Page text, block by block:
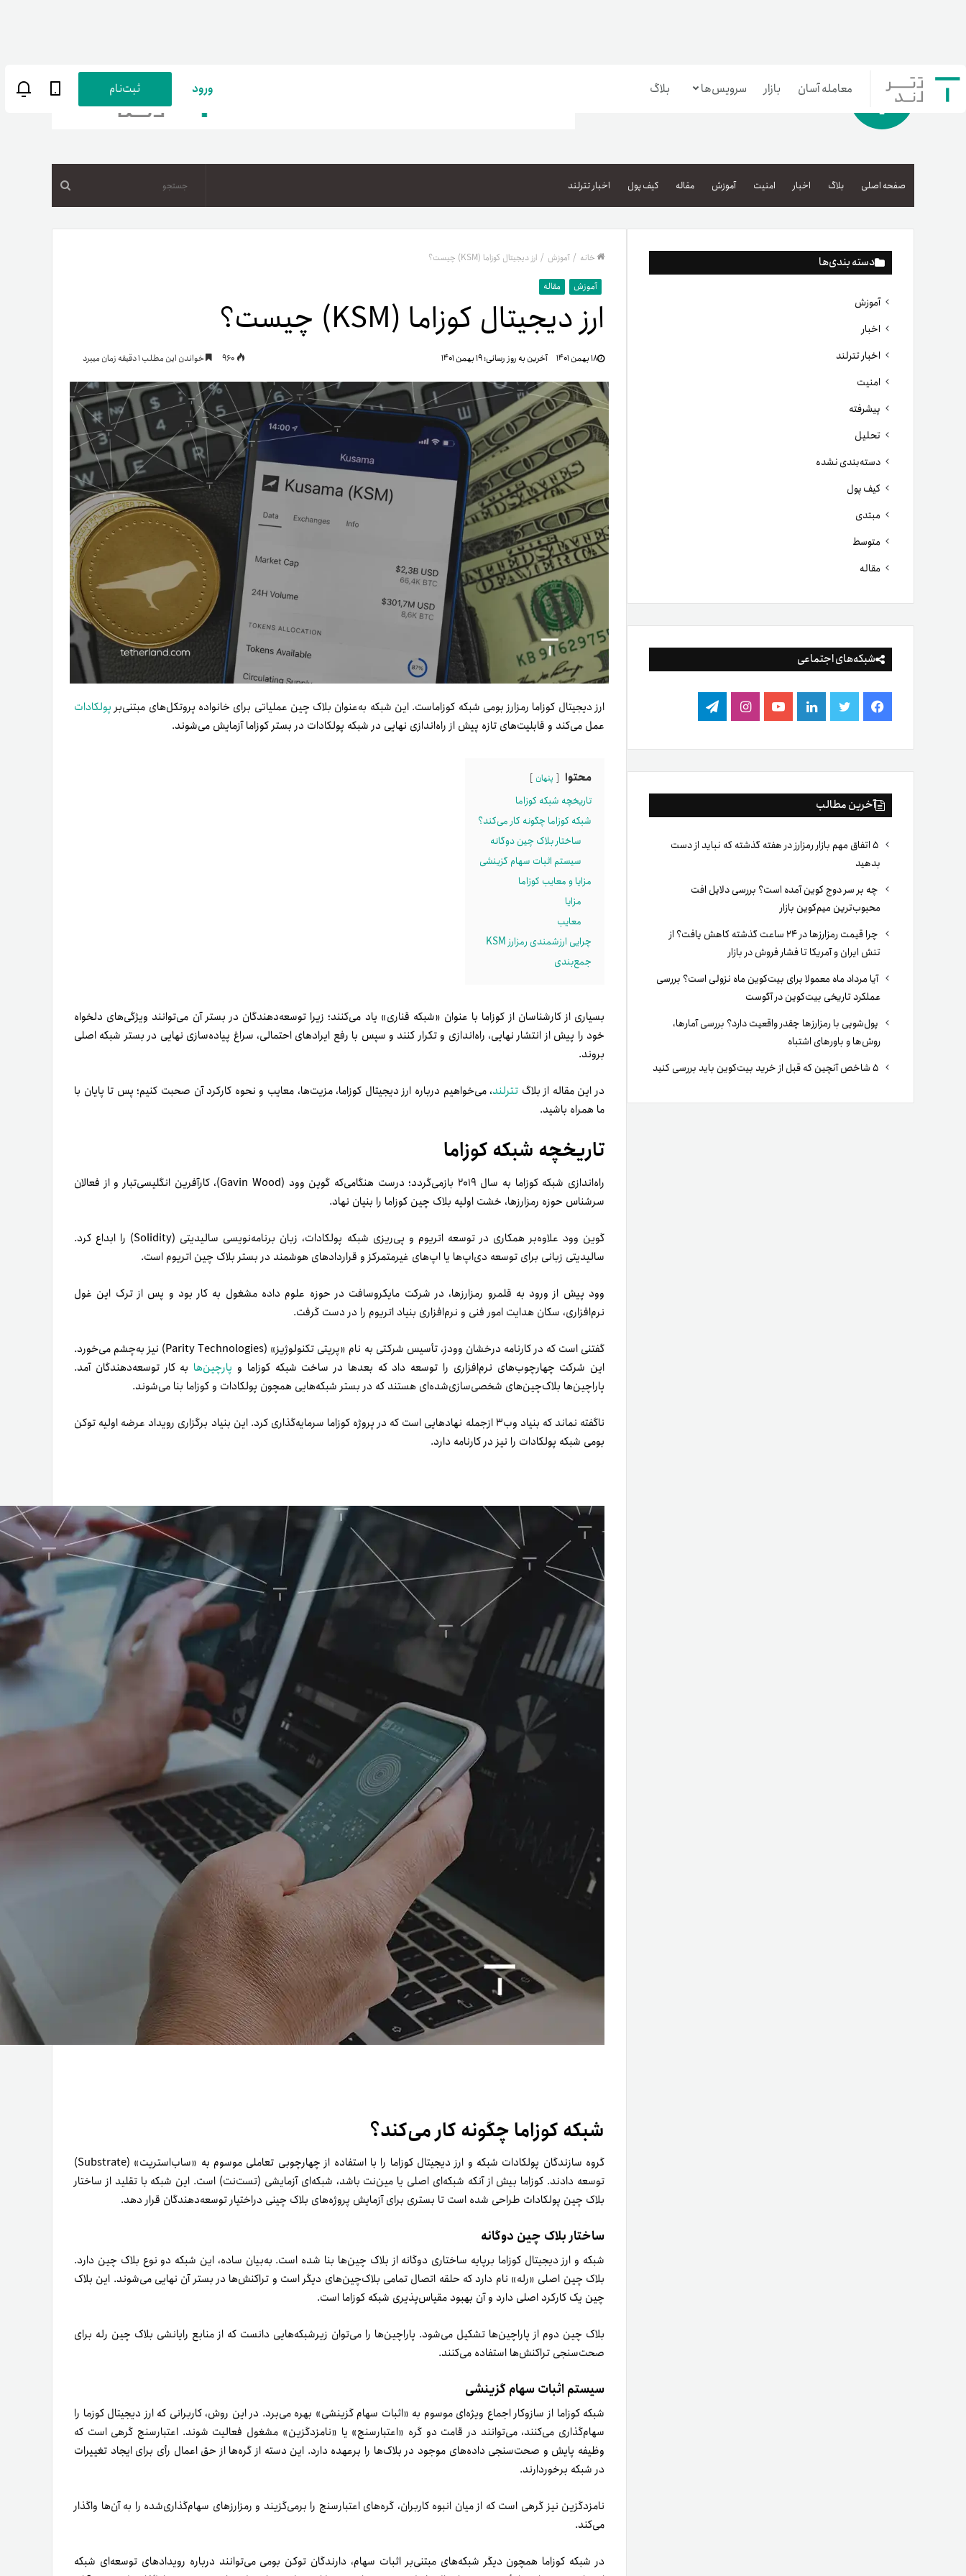
معامله آسان بازار سرویس‌ها
بازار تترلند
سرمایه‌گذاری آسان
پاداش کیف‌پول تومانی
مهر تترلند
بلاگ
زبان پارسی
حساب‌های بانکی
خروج
ورود ثبت‌نام
صفحه اصلی بلاگ اخبار امنیت آموزش مقاله کیف پول اخبار تترلند
دسته بندی‌ها
آموزش
اخبار
اخبار تترلند
امنیت
پیشرفته
تحلیل
دسته‌بندی نشده
کیف پول
مبتدی
متوسط
مقاله
شبکه‌های اجتماعی
فیس
بوک
توییتر لینکدینیوتیوباینستاگرام
تلگرام
آخرین مطالب
۵ اتفاق مهم بازار رمزارز در هفته گذشته که نباید از دست
بدهید
چه بر سر دوج کوین آمده است؟ بررسی دلایل افت
محبوب‌ترین میم‌کوین بازار
چرا قیمت رمزارزها در ۲۴ ساعت گذشته کاهش یافت؟ از
تنش ایران و آمریکا تا فشار فروش در بازار
آیا مرداد ماه معمولا برای بیت‌کوین ماه نزولی است؟ بررسی
عملکرد تاریخی بیت‌کوین در آگوست
پول‌شویی با رمزارزها چقدر واقعیت دارد؟ بررسی آمارها،
روش‌ها و باورهای اشتباه
خانه / آموزش / ارز دیجیتال کوزاما (KSM) چیست؟
آموزش مقاله
ارز دیجیتال کوزاما (KSM) چیست؟
۱۸ بهمن ۱۴۰۱ آخرین به روز رسانی:۱۹ بهمن ۱۴۰۱ خواندن این مطلب 1 دقیقه زمان میبرد
ارز دیجیتال کوزاما رمزارز بومی شبکه کوزاماست. این شبکه به‌عنوان بلاک چین عملیاتی برای خانواده پروتکل‌های مبتنی‌برپولکادات
عمل می‌کند و قابلیت‌های تازه پیش از راه‌اندازی نهایی در شبکه پولکادات در بستر کوزاما آزمایش می‌شوند.
محتوا پنهان
تاریخچه شبکه کوزاما
شبکه کوزاما چگونه کار می‌کند؟
ساختار بلاک چین دوگانه
سیستم اثبات سهام گزینشی
مزایا و معایب کوزاما
مزایا
معایب
چرایی ارزشمندی رمزارز KSM
جمع‌بندی
بسیاری از کارشناسان از کوزاما با عنوان «شبکه قناری» یاد می‌کنند؛ زیرا توسعه‌دهندگان در بستر آن می‌توانند ویژگی‌های دلخواه
خود را پیش از انتشار نهایی، راه‌اندازی و تکرار کنند و سپس با رفع ایرادهای احتمالی، سراغ پیاده‌سازی نهایی در بستر شبکه اصلی
بروند.
در این مقاله از بلاگ تترلند، می‌خواهیم درباره ارز دیجیتال کوزاما، مزیت‌ها، معایب و نحوه کارکرد آن صحبت کنیم؛ پس تا پایان با
ما همراه باشید.
تاریخچه شبکه کوزاما
راه‌اندازی شبکه کوزاما به سال ۲۰۱۹ باز‌می‌گردد؛ درست هنگامی‌که گوین وود (Gavin Wood)، کارآفرین انگلیسی‌تبار و از فعالان
سرشناس حوزه رمزارزها‌، خشت اولیه بلاک چین کوزاما را بنیان نهاد.
گوین وود علاوه‌بر همکاری در توسعه اتریوم و پی‌ریزی شبکه پولکادات، زبان برنامه‌نویسی سالیدیتی (Solidity)‌ را ابداع کرد.
سالیدیتی زبانی برای توسعه دی‌اپ‌ها یا اپ‌های غیرمتمرکز و قراردادهای هوشمند در بستر بلاک چین اتریوم است.
وود پیش از ورود به قلمرو رمزارزها، در شرکت مایکروسافت در حوزه علوم داده مشغول به کار بود و پس از ترک این غول
نرم‌افزاری، سکان هدایت امور فنی و نرم‌افزاری بنیاد اتریوم را در دست گرفت.
گفتنی است که در کارنامه درخشان وودز، تأسیس شرکتی به نام «پریتی تکنولوژیز» (Parity Technologies) نیز به‌چشم می‌خورد.
این شرکت چهارچوب‌های نرم‌افزاری را توسعه داد که بعدها در ساخت شبکه کوزاما و پارچین‌ها به کار توسعه‌دهندگان آمد.
پاراچین‌ها بلاک‌چین‌های شخصی‌سازی‌شده‌ای هستند که در بستر شبکه‌هایی همچون پولکادات و کوزاما بنا می‌شوند.
ناگفته نماند که بنیاد وب۳ ازجمله نهادهایی است که در پروژه کوزاما سرمایه‌گذاری کرد. این بنیاد برگزاری رویداد عرضه اولیه توکن
بومی شبکه پولکادات را نیز در کارنامه دارد.
شبکه کوزاما چگونه کار می‌کند؟
گروه سازندگان پولکادات شبکه و ارز دیجیتال کوزاما را با استفاده از چهارچوبی تعاملی موسوم به «ساب‌استریت» (Substrate)
توسعه دادند. کوزاما بیش از آنکه شبکه‌ای اصلی یا مین‌نت باشد، شبکه‌ای آزمایشی (تست‌نت) است. این شبکه با تقلید از ساختار
بلاک چین پولکادات طراحی شده است تا بستری برای آزمایش پروژه‌های بلاک چینی در‌اختیار توسعه‌دهندگان قرار دهد.
ساختار بلاک چین دوگانه
شبکه و ارز دیجیتال کوزاما بر‌پایه ساختاری دوگانه از بلاک چین‌ها بنا شده است. به‌بیان ساده،‌ این شبکه دو نوع بلاک چین دارد.
بلاک چین اصلی «رله» نام دارد که حلقه اتصال تمامی بلاک‌چین‌های دیگر است و تراکنش‌ها در بستر آن نهایی می‌شوند. این بلاک
چین یک کارکرد اصلی دارد و آن بهبود مقیاس‌پذیری شبکه کوزاما است.
بلاک چین دوم از پاراچین‌ها تشکیل می‌شود. پاراچین‌ها را می‌توان زیرشبکه‌هایی دانست که از منابع رایانشی بلاک چین رله برای
صحت‌سنجی تراکنش‌ها استفاده می‌کنند.
سیستم اثبات سهام گزینشی
شبکه کوزاما از سازوکار اجماع ویژه‌ای موسوم به «اثبات سهام گزینشی» بهره می‌برد. در این روش، کاربرانی که ارز دیجیتال کوزما را
سهام‌گذاری می‌کنند، می‌توانند در قامت دو گره «اعتبارسنج» یا «نامزدگزین» مشغول فعالیت شوند. اعتبارسنج گرهی است که
وظیفه پایش و صحت‌سنجی داده‌های موجود در بلاک‌ها را برعهده دارد. این دسته از گره‌ها از حق اعمال رأی برای ایجاد تغییرات
در شبکه برخوردارند.
نامزدگزین نیز گرهی است که از میان انبوه کاربران، گره‌های اعتبارسنج را برمی‌گزیند و رمزارزهای سهام‌گذاری‌شده را به آن‌ها واگذار
می‌کند.
در شبکه کوزاما همچون دیگر شبکه‌های مبتنی‌بر اثبات سهام، دارندگان توکن بومی می‌توانند درباره رویدادهای توسعه‌ای شبکه